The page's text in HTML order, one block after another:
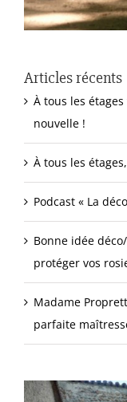
Articles récents
À tous les
nouvelle !
À tous les
Podcast « La
Bonne idée
protéger vos
Madame
parfaite